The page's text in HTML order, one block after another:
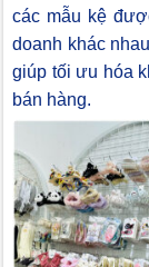
các mẫu kệ
doanh khác
giúp tối ưu hóa
bán hàng.